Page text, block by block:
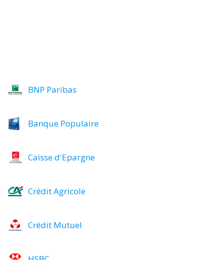
BNP Paribas
Banque Populaire
Caisse d'Epargne
Crédit Agricole
Crédit Mutuel